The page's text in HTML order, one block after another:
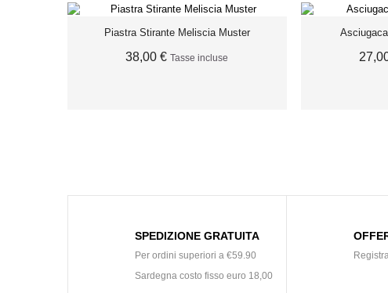
Piastra Stirante Meliscia Muster
38,00 € Tasse incluse
SPEDIZIONE GRATUITA
Per ordini superiori a €59.90
Sardegna costo fisso euro 18,00